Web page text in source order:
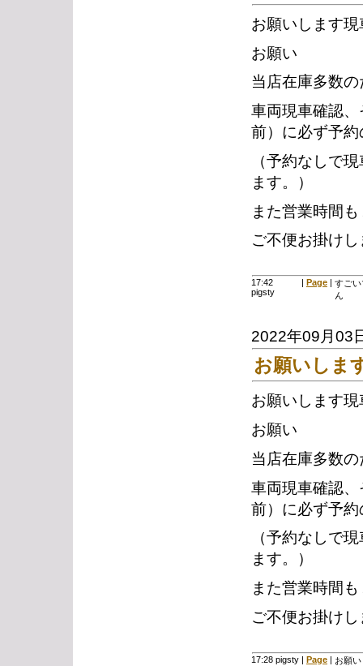
お願いします
お願い
当店在庫多数
車両現車確認
前）に必ず予
（予約なしで
ます。）
また営業時間
ご不便お掛け
17:42
pigsty
Page| すご
ん
2022年09月03
お願いしま
お願いします
お願い
当店在庫多数
車両現車確認
前）に必ず予
（予約なしで
ます。）
また営業時間
ご不便お掛け
17:28 pigsty | Page | お願